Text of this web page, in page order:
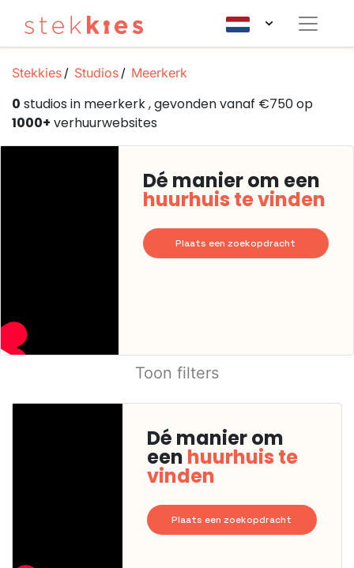
Stekkies Studios Meerkerk
0 studios in meerkerk , gevonden vanaf €750 op
1000+ verhuurwebsites
Dé manier om een
huurhuis te vinden
Plaats een zoekopdracht
Toon filters
Dé manier om
een huurhuis te
vinden
Plaats een zoekopdracht